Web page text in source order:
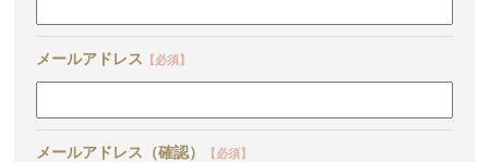
メールアドレス 【必須】
メールアドレス（確認） 【必須】